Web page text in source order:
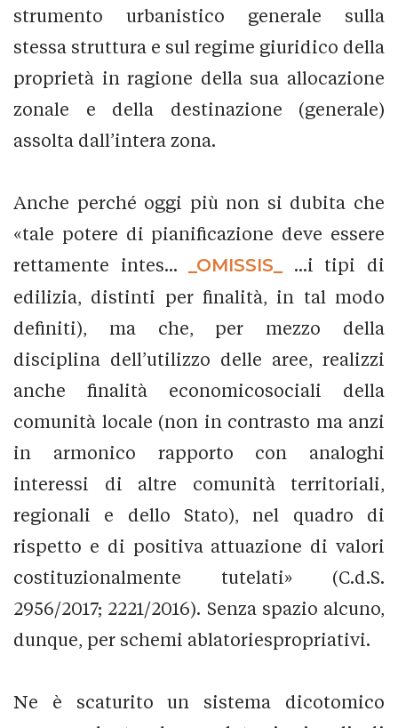
strumento urbanistico generale sulla
stessa struttura e sul regime giuridico della
proprietà in ragione della sua allocazione
zonale e della destinazione (generale)
assolta dall’intera zona.
Anche perché oggi più non si dubita che
«tale potere di pianificazione deve essere
rettamente intes...
_OMISSIS_
...i tipi di
edilizia, distinti per finalità, in tal modo
definiti), ma che, per mezzo della
disciplina dell’utilizzo delle aree, realizzi
anche finalità economicosociali della
comunità locale (non in contrasto ma anzi
in armonico rapporto con analoghi
interessi di altre comunità territoriali,
regionali e dello Stato), nel quadro di
rispetto e di positiva attuazione di valori
costituzionalmente tutelati» (C.d.S.
2956/2017; 2221/2016). Senza spazio alcuno,
dunque, per schemi ablatoriespropriativi.
Ne è scaturito un sistema dicotomico